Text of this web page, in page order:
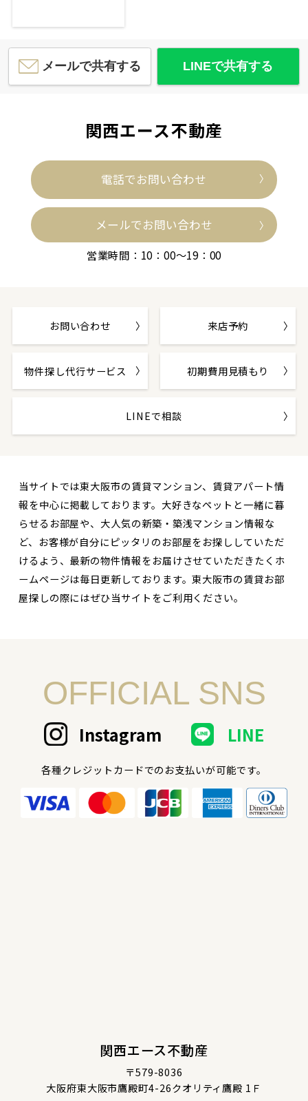
メールで共有する LINEで共有する
関西エース不動産
電話でお問い合わせ
メールでお問い合わせ
営業時間：10：00～19：00
お問い合わせ 来店予約
物件探し代行サービス 初期費用見積もり
LINEで相談
当サイトでは東大阪市の賃貸マンション、賃貸アパート情
報を中心に掲載しております。大好きなペットと一緒に暮
らせるお部屋や、大人気の新築・築浅マンション情報な
ど、お客様が自分にピッタリのお部屋をお探ししていただ
けるよう、最新の物件情報をお届けさせていただきたくホ
ームページは毎日更新しております。東大阪市の賃貸お部
屋探しの際にはぜひ当サイトをご利用ください。
OFFICIAL SNS
Instagram LINE
各種クレジットカードでのお支払いが可能です。
関西エース不動産
〒579-8036
大阪府東大阪市鷹殿町4-26クオリティ鷹殿 1Ｆ